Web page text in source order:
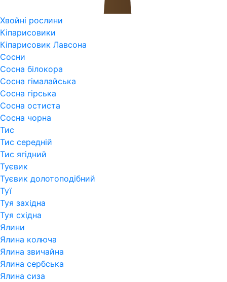
Хвойні рослини
Кіпарисовики
Кіпарисовик Лавсона
Сосни
Сосна білокора
Сосна гімалайська
Сосна гірська
Сосна остиста
Сосна чорна
Тис
Тис середній
Тис ягідний
Туєвик
Туєвик долотоподібний
Туї
Туя західна
Туя східна
Ялини
Ялина колюча
Ялина звичайна
Ялина сербська
Ялина сиза